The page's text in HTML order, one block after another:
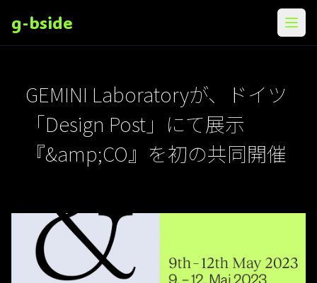
g-bside メニ
​​GEMINI Laboratoryが、ドイツ
「Design Post」にて展示
『&amp;CO』を初の共同開催